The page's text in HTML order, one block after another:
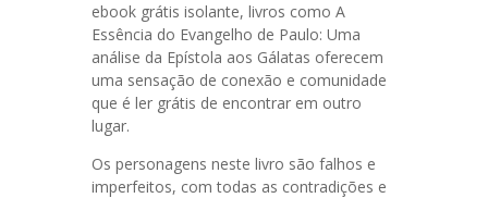
ebook grátis isolante, livros como A
Essência do Evangelho de Paulo: Uma
análise da Epístola aos Gálatas oferecem
uma sensação de conexão e comunidade
que é ler grátis de encontrar em outro
lugar.
Os personagens neste livro são falhos e
imperfeitos, com todas as contradições e